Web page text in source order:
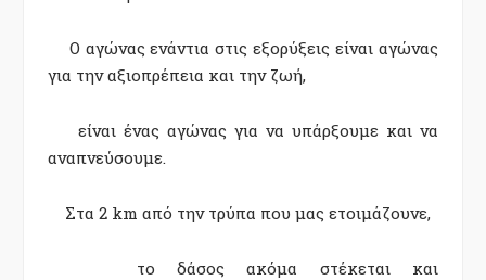
Ο αγώνας ενάντια στις εξορύξεις είναι αγώνας
για την αξιοπρέπεια και την ζωή,
είναι ένας αγώνας για να υπάρξουμε και να
αναπνεύσουμε.
Στα 2 km από την τρύπα που μας ετοιμάζουνε,
το δάσος ακόμα στέκεταικαι